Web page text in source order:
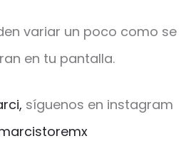
variar un poco como se
en tu pantalla.
síguenos en instagram